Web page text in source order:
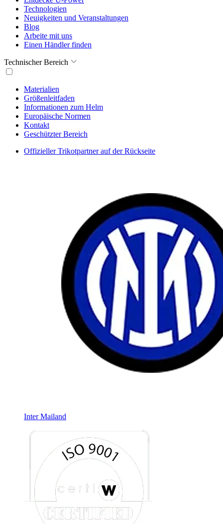
Technologien
Neuigkeiten und Veranstaltungen
Blog
Arbeite mit uns
Einen Händler finden
Technischer Bereich
Materialien
Größenleitfaden
Informationen zum Helm
Europäische Normen
Kontakt
Geschützter Bereich
Offizieller Trikotpartner auf der Rückseite
Inter Mailand